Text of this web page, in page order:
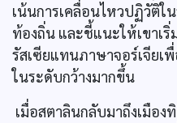
เน้นการเคลื่อนไหวปฏิวัติใ
ท้องถิ่น และชี้แนะให้เขาเริ่
รัสเซียแทนภาษาจอร์เจียเ
ในระดับกว้างมากขึ้น
เมื่อสตาลินกลับมาถึงเมือง